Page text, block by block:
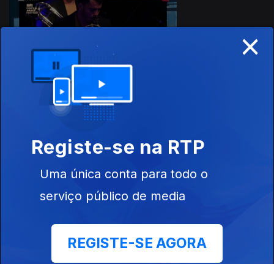
14 jul. 2024
Ep. 24
Ep. 23
30 jun. 2024
×
Registe-se na RTP
Uma única conta para todo o
serviço público de media
REGISTE-SE AGORA